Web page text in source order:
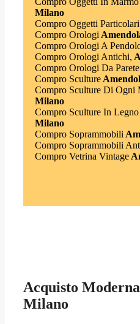
Milano
Compro Oggetti Particolari
Compro Orologi
Compro Orologi A
Compro Orologi Antichi,
Compro Orologi Da Parete
Compro Sculture
Compro Sculture Di Ogni
Milano
Compro Sculture In
Milano
Compro Soprammobili
Compro Soprammobili
Compro Vetrina Vintage
Acquisto
Milano